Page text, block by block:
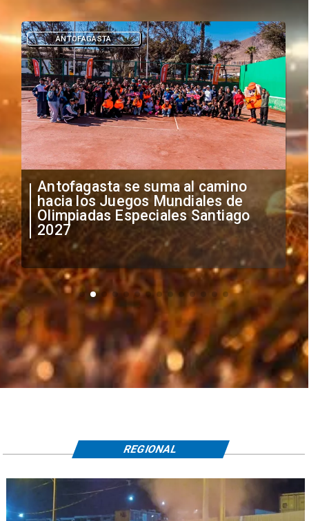
Antofagasta se suma al camino
hacia los Juegos Mundiales de
Olimpiadas Especiales Santiago
2027
ANTOFAGASTA
REGIONAL